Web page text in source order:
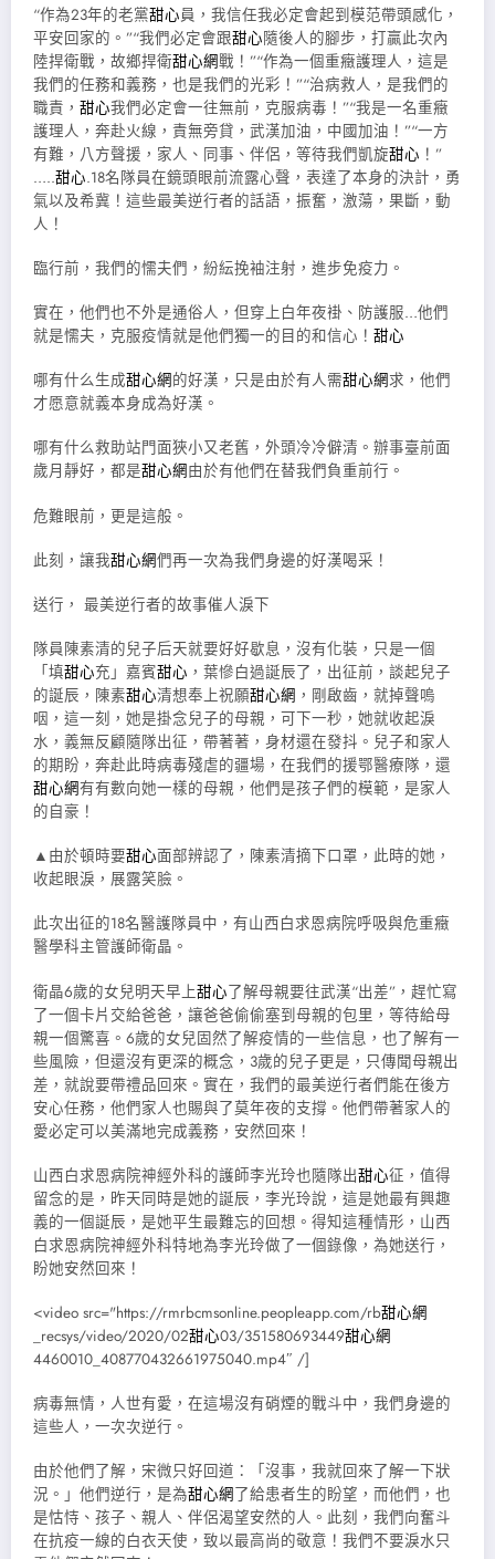
“作為23年的老黨甜心員，我信任我必定會起到模范帶頭感化，
平安回家的。”“我們必定會跟甜心隨後人的腳步，打贏此次內
陸捍衛戰，故鄉捍衛甜心網戰！”“作為一個重癥護理人，這是
我們的任務和義務，也是我們的光彩！”“治病救人，是我們的
職責， 甜心我們必定會一往無前，克服病毒！”“我是一名重癥
護理人，奔赴火線，責無旁貸，武漢加油，中國加油！”“一方
有難，八方聲援，家人、同事、伴侶，等待我們凱旋甜心 ！”
…..甜心.18名隊員在鏡頭眼前流露心聲，表達了本身的決計，勇
氣以及希冀！這些最美逆行者的話語，振奮，激蕩，果斷，動
人！
臨行前，我們的懦夫們，紛紜挽袖注射，進步免疫力。
實在，他們也不外是通俗人，但穿上白年夜褂、防護服…他們
就是懦夫，克服疫情就是他們獨一的目的和信心！ 甜心
哪有什么生成甜心網的好漢，只是由於有人需甜心網求，他們
才愿意就義本身成為好漢。
哪有什么救助站門面狹小又老舊，外頭冷冷僻清。辦事臺前面
歲月靜好，都是甜心網由於有他們在替我們負重前行。
危難眼前，更是這般。
此刻，讓我甜心網們再一次為我們身邊的好漢喝采！
送行， 最美逆行者的故事催人淚下
隊員陳素清的兒子后天就要好好歇息，沒有化裝，只是一個
「填甜心充」嘉賓甜心 ，葉慘白過誕辰了，出征前，談起兒子
的誕辰，陳素甜心清想奉上祝願甜心網 ，剛啟齒，就掉聲嗚
咽，這一刻，她是掛念兒子的母親，可下一秒，她就收起淚
水，義無反顧隨隊出征，帶著著，身材還在發抖。兒子和家人
的期盼，奔赴此時病毒殘虐的疆場，在我們的援鄂醫療隊，還
甜心網有有數向她一樣的母親，他們是孩子們的模範，是家人
的自豪！
▲由於頓時要甜心面部辨認了，陳素清摘下口罩，此時的她，
收起眼淚，展露笑臉。
此次出征的18名醫護隊員中，有山西白求恩病院呼吸與危重癥
醫學科主管護師衛晶。
衛晶6歲的女兒明天早上甜心了解母親要往武漢“出差”，趕忙寫
了一個卡片交給爸爸，讓爸爸偷偷塞到母親的包里，等待給母
親一個驚喜。6歲的女兒固然了解疫情的一些信息，也了解有一
些風險，但還沒有更深的概念，3歲的兒子更是，只傳聞母親出
差，就說要帶禮品回來。實在，我們的最美逆行者們能在後方
安心任務，他們家人也賜與了莫年夜的支撐。他們帶著家人的
愛必定可以美滿地完成義務，安然回來！
山西白求恩病院神經外科的護師李光玲也隨隊出甜心征，值得
留念的是，昨天同時是她的誕辰，李光玲說，這是她最有興趣
義的一個誕辰，是她平生最難忘的回想。得知這種情形，山西
白求恩病院神經外科特地為李光玲做了一個錄像，為她送行，
盼她安然回來！
<video src="https://rmrbcmsonline.peopleapp.com/rb甜心網
_recsys/video/2020/02甜心03/351580693449甜心網
4460010_408770432661975040.mp4″ /]
病毒無情，人世有愛，在這場沒有硝煙的戰斗中，我們身邊的
這些人，一次次逆行。
由於他們了解，宋微只好回道：「沒事，我就回來了解一下狀
況。」他們逆行，是為甜心網了給患者生的盼望，而他們，也
是怙恃、孩子、親人、伴侶渴望安然的人。此刻，我們向奮斗
在抗疫一線的白衣天使，致以最高尚的敬意！我們不要淚水只